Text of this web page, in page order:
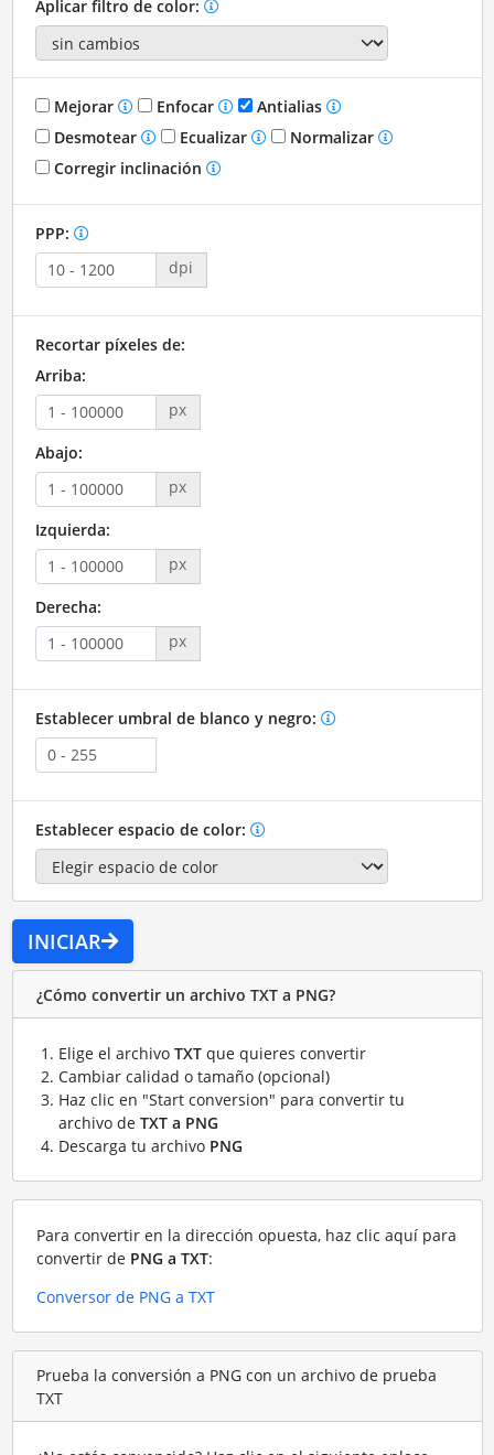
Aplicar filtro de color:
Mejorar Enfocar
Antialias
Desmotear
Ecualizar
Normalizar
Corregir inclinación
PPP:
dpi
Recortar píxeles de:
Arriba:
px
Abajo:
px
Izquierda:
px
Derecha:
px
Establecer umbral de blanco y negro:
Establecer espacio de color:
INICIAR
¿Cómo convertir un archivo TXT a PNG?
Elige el archivo TXTque quieres convertir
Cambiar calidad o tamaño (opcional)
Haz clic en "Start conversion" para convertir tu
archivo de TXT a PNG
Descarga tu archivo PNG
Para convertir en la dirección opuesta, haz clic aquí para
convertir de PNG a TXT:
Conversor de PNG a TXT
Prueba la conversión a PNG con un archivo de prueba
TXT